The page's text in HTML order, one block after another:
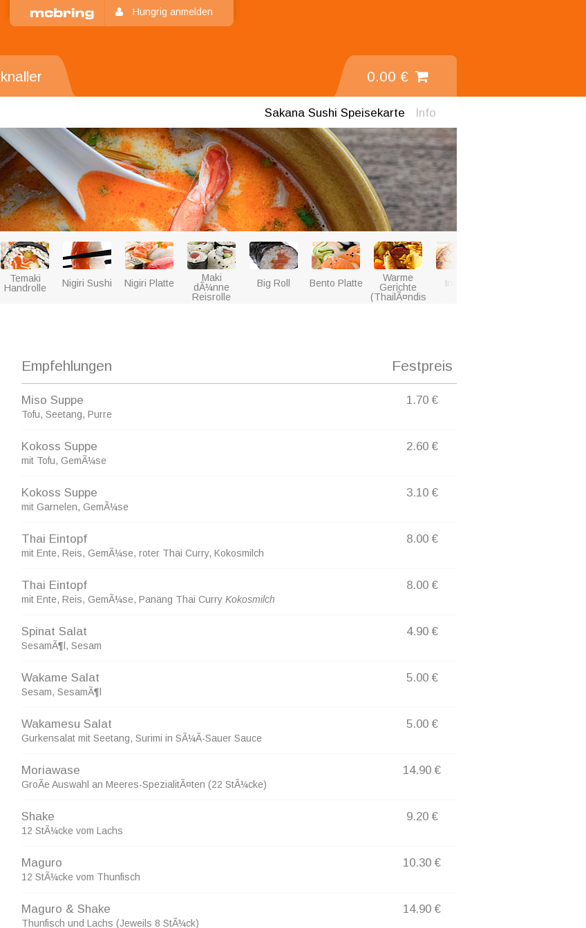
Hungrig anmelden
0.00 €
Sakana Sushi Speisekarte Info
Temaki
Handrolle
Nigiri Sushi Nigiri Platte
Maki
dÃ¼nne
Reisrolle
Big Roll Bento Platte
Warme
Gerichte
(ThailÃ¤ndisch)
Indisch
Empfehlungen Festpreis
Miso Suppe
Tofu, Seetang, Purre
1.70 €
Kokoss Suppe
mit Tofu, GemÃ¼se
2.60 €
Kokoss Suppe
mit Garnelen, GemÃ¼se
3.10 €
Thai Eintopf
mit Ente, Reis, GemÃ¼se, roter Thai Curry, Kokosmilch
8.00 €
Thai Eintopf
mit Ente, Reis, GemÃ¼se, Panäng Thai Curry Kokosmilch
8.00 €
Spinat Salat
SesamÃ¶l, Sesam
4.90 €
Wakame Salat
Sesam, SesamÃ¶l
5.00 €
Wakamesu Salat
Gurkensalat mit Seetang, Surimi in SÃ¼Ã-Sauer Sauce
5.00 €
Moriawase
GroÃe Auswahl an Meeres-SpezialitÃ¤ten (22 StÃ¼cke)
14.90 €
Shake
12 StÃ¼cke vom Lachs
9.20 €
Maguro
12 StÃ¼cke vom Thunfisch
10.30 €
Maguro & Shake
Thunfisch und Lachs (Jeweils 8 StÃ¼ck)
14.90 €